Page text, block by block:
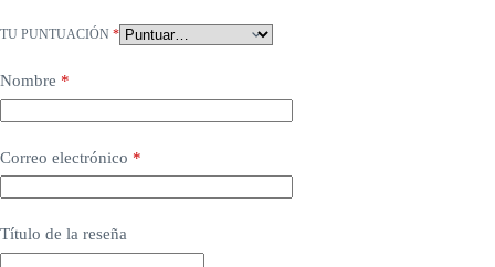
TU PUNTUACIÓN *
Nombre *
Correo electrónico *
Título de la reseña